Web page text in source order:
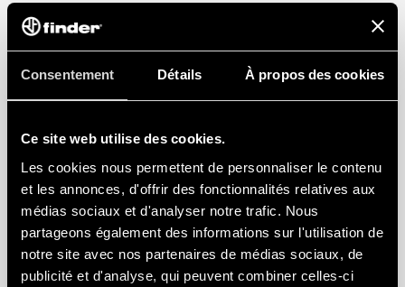
Consentement Détails À propos des cookies
Ce site web utilise des cookies.
Les cookies nous permettent de personnaliser le contenu
et les annonces, d'offrir des fonctionnalités relatives aux
médias sociaux et d'analyser notre trafic. Nous
partageons également des informations sur l'utilisation de
notre site avec nos partenaires de médias sociaux, de
publicité et d'analyse, qui peuvent combiner celles-ci